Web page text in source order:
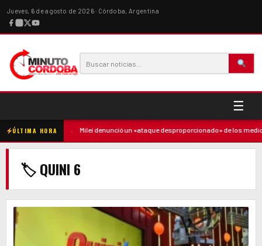
Jueves, 6 de agosto de 2026 · Córdoba, Argentina
☰
ÚLTIMA HORA
la madre Milei denunció un «ataque desproporcionado» de los
🏷 QUINI 6